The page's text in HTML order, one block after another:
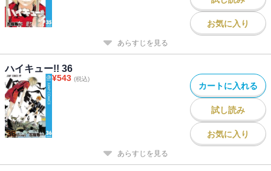
お気に入り
あらすじを見る
ハイキュー!! 36
¥543 (税込)
カートに入れる
試し読み
お気に入り
あらすじを見る